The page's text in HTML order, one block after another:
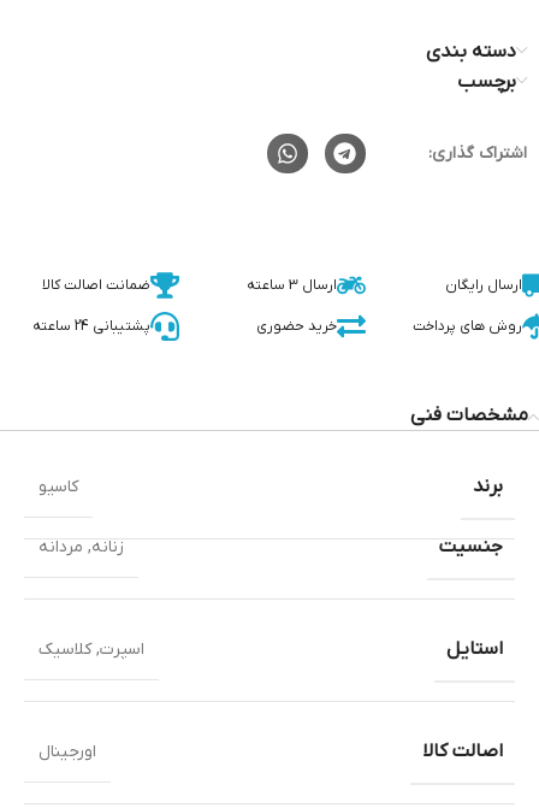
دسته بندی
برچسب
اشتراک گذاری:
ارسال رایگان ارسال 3 ساعته ضمانت اصالت کالا
روش های پرداخت خرید حضوری پشتیبانی 24 ساعته
مشخصات فنی
جنسیت زنانه,مردانه
استایل اسپرت,کلاسیک
اصالت کالا اورجینال
برند کاسیو